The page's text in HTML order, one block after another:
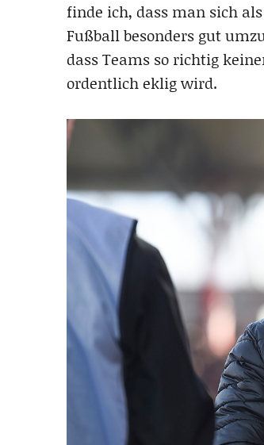
finde ich, dass man sich
Fußball besonders gut
dass Teams so richtig
ordentlich eklig wird.